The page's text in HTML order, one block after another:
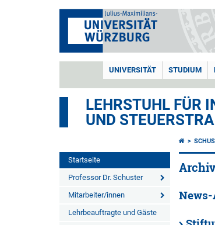
UNIVERSITÄT STUDIUM
LEHRSTUHL FÜR
UND
Startseite
Professor Dr. Schuster
Mitarbeiter/innen
Lehrbeauftragte und Gäste